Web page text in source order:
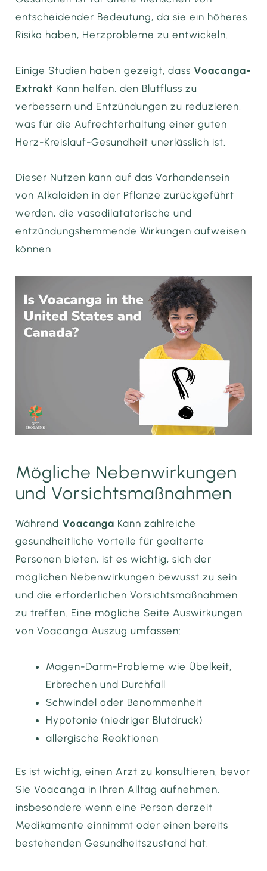
entscheidender Bedeutung, da sie ein höheres
Risiko haben, Herzprobleme zu entwickeln.
Einige Studien haben gezeigt, dassVoacanga-
Extrakt Kann helfen, den Blutfluss zu
verbessern und Entzündungen zu reduzieren,
was für die Aufrechterhaltung einer guten
Herz-Kreislauf-Gesundheit unerlässlich ist.
Dieser Nutzen kann auf das Vorhandensein
von Alkaloiden in der Pflanze zurückgeführt
werden, die vasodilatatorische und
entzündungshemmende Wirkungen aufweisen
können.
Mögliche Nebenwirkungen
und Vorsichtsmaßnahmen
WährendVoacanga Kann zahlreiche
gesundheitliche Vorteile für gealterte
Personen bieten, ist es wichtig, sich der
möglichen Nebenwirkungen bewusst zu sein
und die erforderlichen Vorsichtsmaßnahmen
zu treffen. Eine mögliche SeiteAuswirkungen
von Voacanga Auszug umfassen:
Magen-Darm-Probleme wie Übelkeit,
Erbrechen und Durchfall
Schwindel oder Benommenheit
Hypotonie (niedriger Blutdruck)
allergische Reaktionen
Es ist wichtig, einen Arzt zu konsultieren, bevor
Sie Voacanga in Ihren Alltag aufnehmen,
insbesondere wenn eine Person derzeit
Medikamente einnimmt oder einen bereits
bestehenden Gesundheitszustand hat.